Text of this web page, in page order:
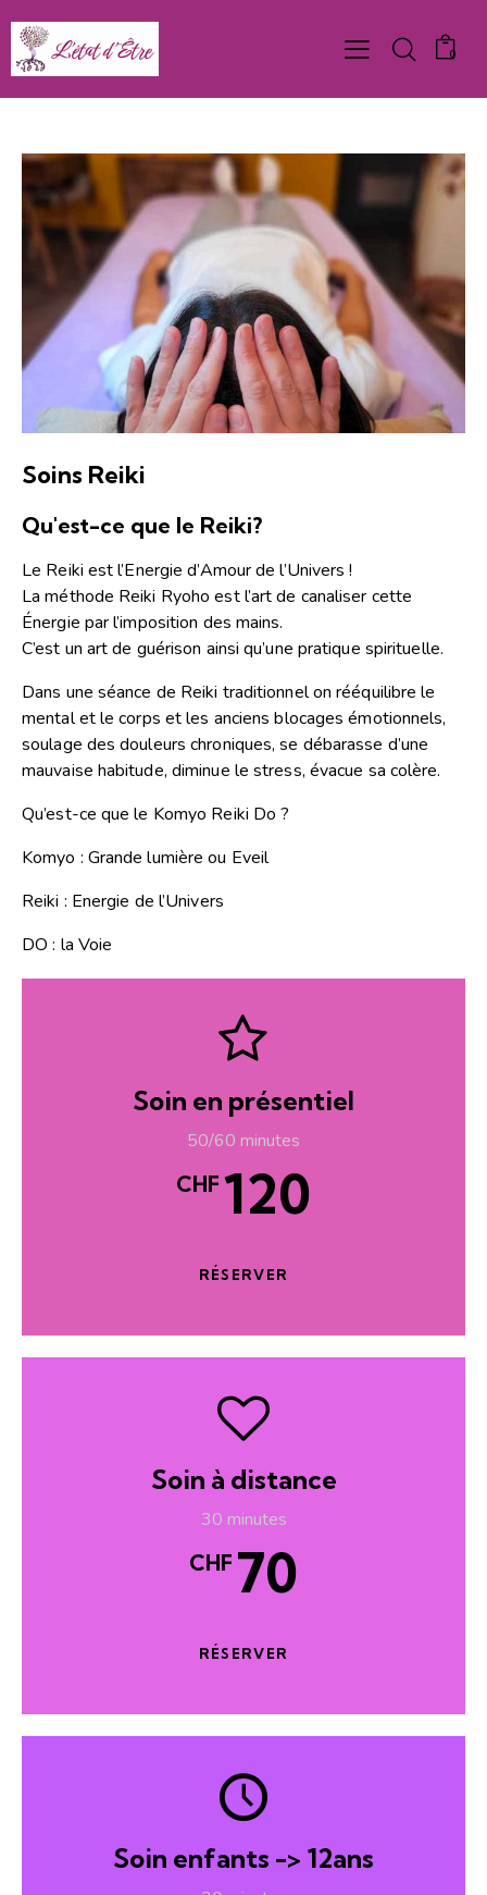
0
Soins Reiki
Qu'est-ce que le Reiki?
Le Reiki est l’Energie d’Amour de l’Univers !
La méthode Reiki Ryoho est l’art de canaliser cette
Énergie par l’imposition des mains.
C’est un art de guérison ainsi qu’une pratique spirituelle.
Dans une séance de Reiki traditionnel on rééquilibre le
mental et le corps et les anciens blocages émotionnels,
soulage des douleurs chroniques, se débarasse d’une
mauvaise habitude, diminue le stress, évacue sa colère.
Qu’est-ce que le Komyo Reiki Do ?
Komyo : Grande lumière ou Eveil
Reiki : Energie de l’Univers
DO : la Voie
Soin en présentiel
50/60 minutes
CHF 120
RÉSERVER
Soin à distance
30 minutes
CHF 70
RÉSERVER
Soin enfants -> 12ans